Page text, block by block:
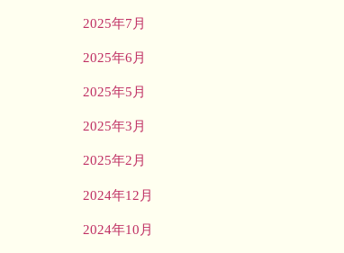
2025年7月
2025年6月
2025年5月
2025年3月
2025年2月
2024年12月
2024年10月